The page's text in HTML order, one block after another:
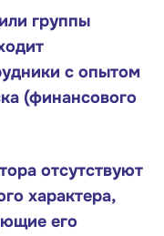
группы
с опытом
(финансового
отсутствуют
характера,
его